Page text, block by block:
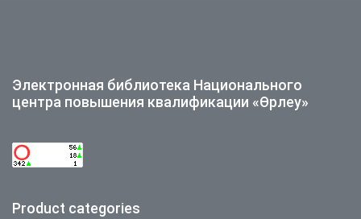
Электронная библиотека Национального
центра повышения квалификации «Өрлеу»
Product categories